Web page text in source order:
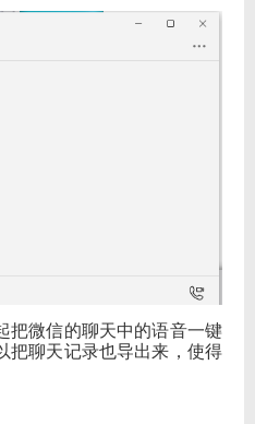
把微信的聊天中的语音一键
把聊天记录也导出来，使得